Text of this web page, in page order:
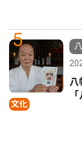
5
文化